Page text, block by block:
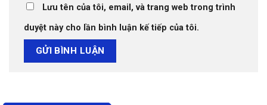
Lưu tên của tôi, email, và trang web trong trình
duyệt này cho lần bình luận kế tiếp của tôi.